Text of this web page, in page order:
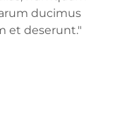
ducimus
et deserunt."